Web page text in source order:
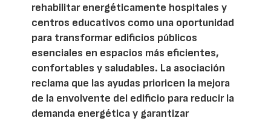
rehabilitar energéticamente hospitales y
centros educativos como una oportunidad
para transformar edificios públicos
esenciales en espacios más eficientes,
confortables y saludables. La asociación
reclama que las ayudas prioricen la mejora
de la envolvente del edificio para reducir la
demanda energética y garantizar